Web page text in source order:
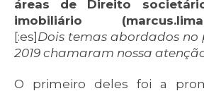
áreas de Direito
imobiliário
[:es] Dois temas abordados no
2019 chamaram nossa
O primeiro deles foi a